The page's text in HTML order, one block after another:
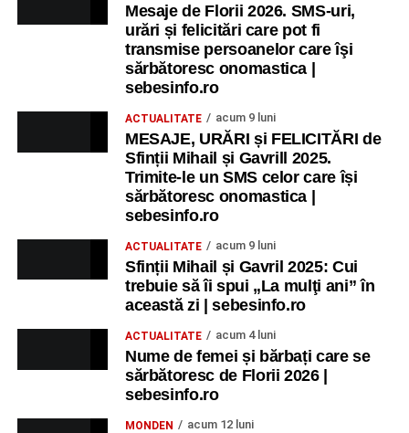
Mesaje de Florii 2026. SMS-uri,
urări și felicitări care pot fi
transmise persoanelor care îşi
sărbătoresc onomastica |
sebesinfo.ro
ACTUALITATE acum 9 luni
MESAJE, URĂRI și FELICITĂRI de
Sfinții Mihail și Gavrill 2025.
Trimite-le un SMS celor care își
sărbătoresc onomastica |
sebesinfo.ro
ACTUALITATE acum 9 luni
Sfinții Mihail și Gavril 2025: Cui
trebuie să îi spui „La mulţi ani” în
această zi | sebesinfo.ro
ACTUALITATE acum 4 luni
Nume de femei și bărbați care se
sărbătoresc de Florii 2026 |
sebesinfo.ro
MONDEN acum 12 luni